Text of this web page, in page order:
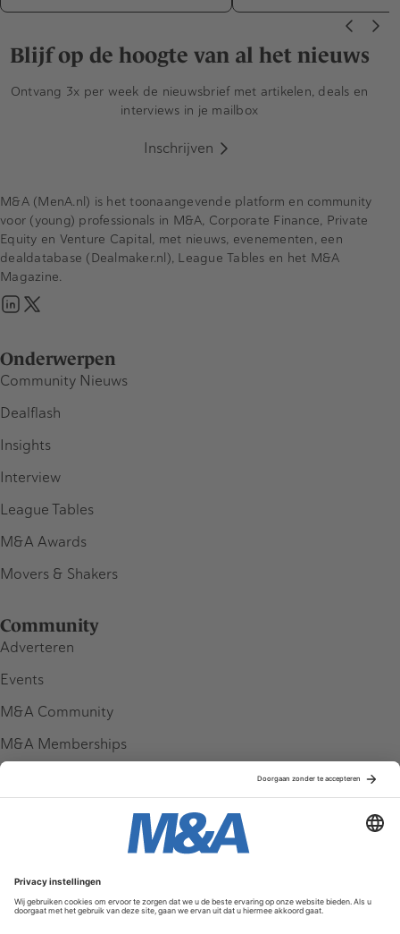
Blijf op de hoogte van al het nieuws
Ontvang 3x per week de nieuwsbrief met artikelen, deals en
interviews in je mailbox
Inschrijven
Onderwerpen
Community Nieuws
Dealflash
Insights
Interview
League Tables
M&A Awards
Movers & Shakers
Community
Adverteren
Events
M&A Community
M&A Memberships
Service & Contact
Contact
M&A (MenA.nl) is het toonaangevende platform en community
voor (young) professionals in M&A, Corporate Finance, Private
Equity en Venture Capital, met nieuws, evenementen, een
dealdatabase (Dealmaker.nl), League Tables en het M&A
Magazine.